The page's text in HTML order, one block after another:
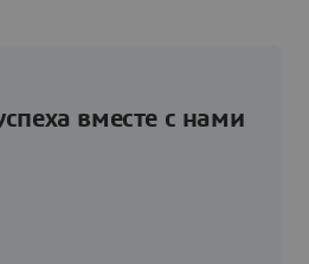
вместе с нами